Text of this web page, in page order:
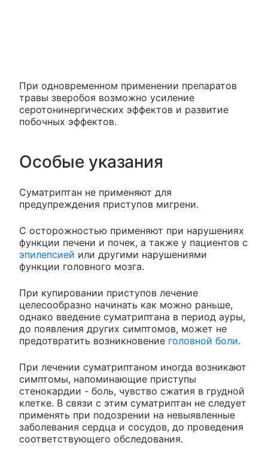
При одновременном применении препаратов
травы зверобоя возможно усиление
серотонинергических эффектов и развитие
побочных эффектов.
Особые указания
Суматриптан не применяют для
предупреждения приступов мигрени.
С осторожностью применяют при нарушениях
функции печени и почек, а также у пациентов с
эпилепсией или другими нарушениями
функции головного мозга.
При купировании приступов лечение
целесообразно начинать как можно раньше,
однако введение суматриптана в период ауры,
до появления других симптомов, может не
предотвратить возникновение головной боли.
При лечении суматриптаном иногда возникают
симптомы, напоминающие приступы
стенокардии - боль, чувство сжатия в грудной
клетке. В связи с этим суматриптан не следует
применять при подозрении на невыявленные
заболевания сердца и сосудов, до проведения
соответствующего обследования.